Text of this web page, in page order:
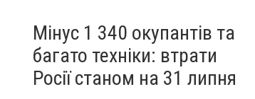
Мінус 1 340 окупантів та
багато техніки: втрати
Росії станом на 31 липня